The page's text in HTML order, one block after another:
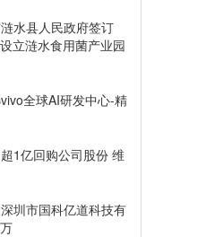
水县人民政府签订
立涟水食用菌产业园
全球AI研发中心-精
1亿回购公司股份 维
圳市国科亿道科技有